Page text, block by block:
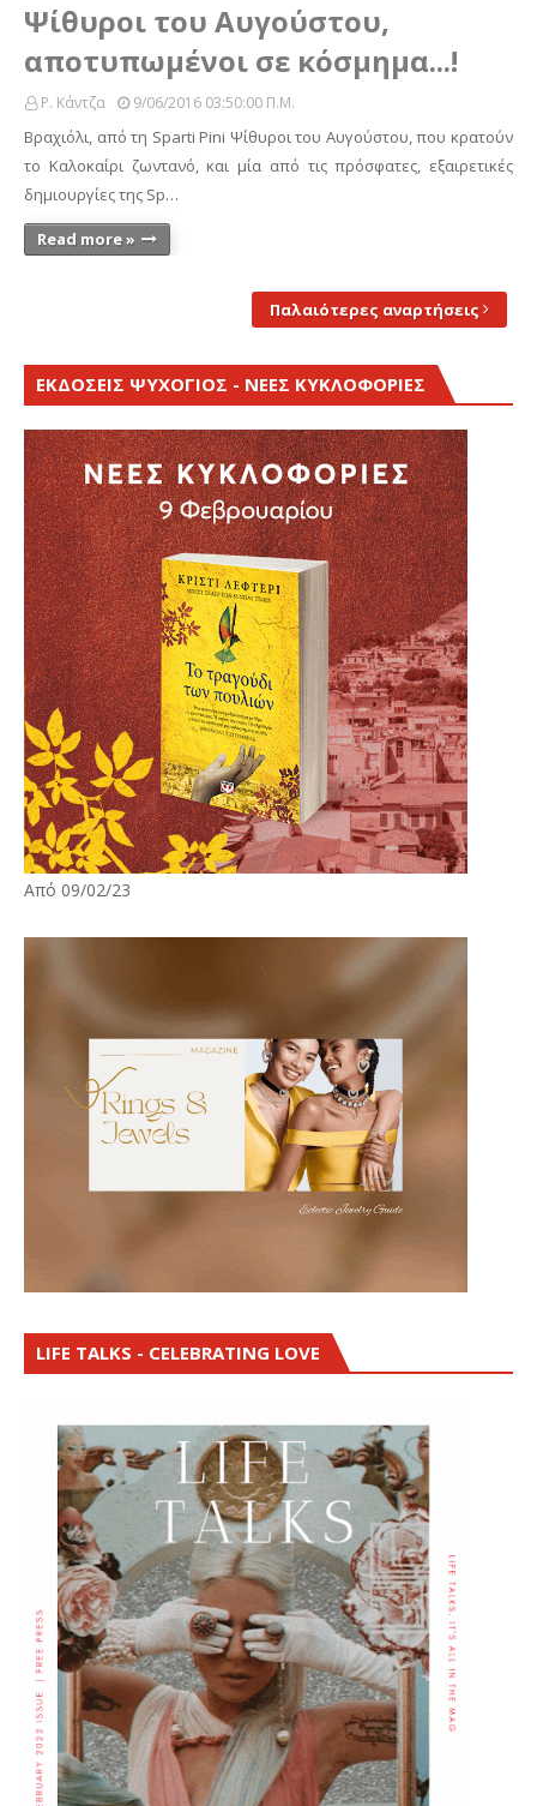
Ψίθυροι του Αυγούστου,
αποτυπωμένοι σε κόσμημα...!
Ρ. Κάντζα 9/06/2016 03:50:00 Π.μ.
Βραχιόλι, από τη Sparti Pini Ψίθυροι του Αυγούστου, που κρατούν
το Καλοκαίρι ζωντανό, και μία από τις πρόσφατες, εξαιρετικές
δημιουργίες της Sp…
Read more »
Παλαιότερες αναρτήσεις
ΕΚΔΟΣΕΙΣ ΨΥΧΟΓΙΟΣ - ΝΕΕΣ ΚΥΚΛΟΦΟΡΙΕΣ
Από 09/02/23
LIFE TALKS - CELEBRATING LOVE